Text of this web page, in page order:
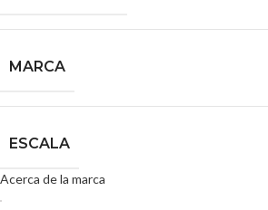
MARCA
ESCALA
Acerca de la marca